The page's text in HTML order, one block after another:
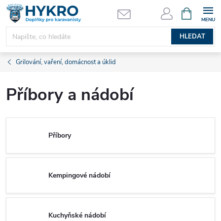
Přejít
obsah
HLEDAT
NÁKUPNÍ
KOŠÍK
Grilování, vaření, domácnost a úklid
Příbory a nádobí
Příbory
Kempingové nádobí
Kuchyňské nádobí